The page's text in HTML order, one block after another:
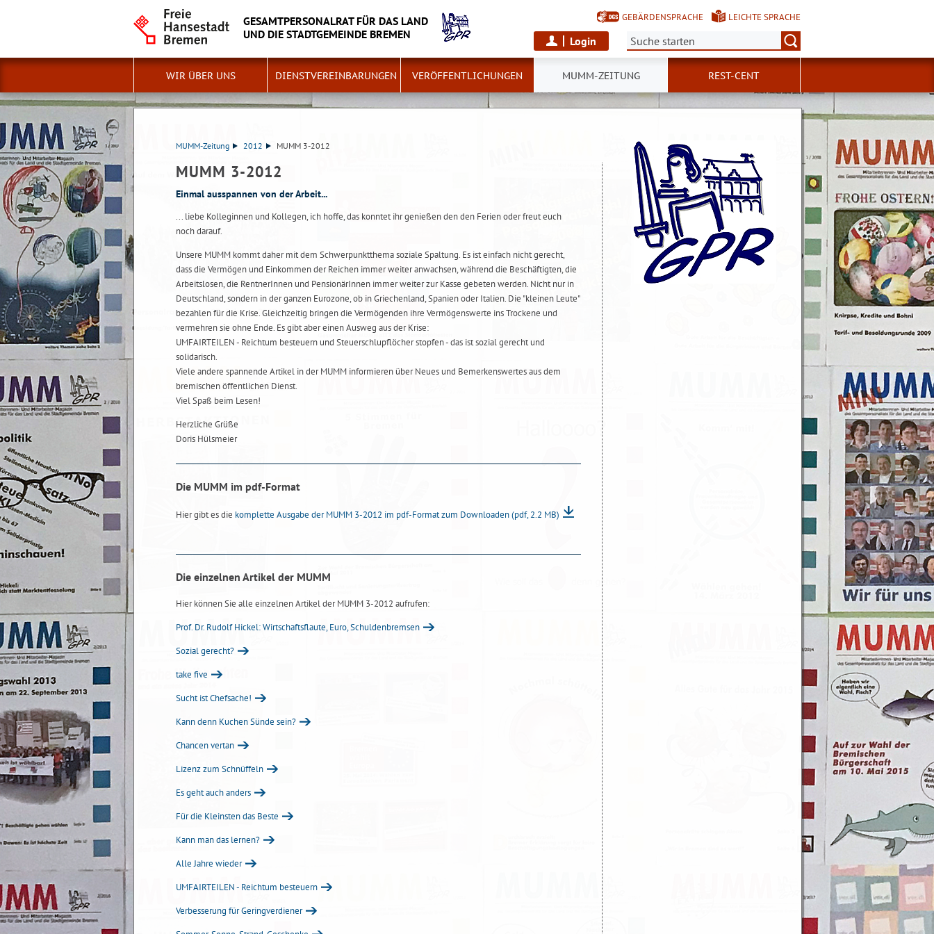
GESAMTPERSONALRAT FÜR DAS LAND
UND DIE STADTGEMEINDE BREMEN
GEBÄRDENSPRACHE LEICHTE SPRACHE
Login Suche:
WIR ÜBER UNS DIENSTVEREINBARUNGEN VERÖFFENTLICHUNGEN MUMM-ZEITUNG REST-CENT
MUMM-Zeitung 2012 MUMM 3-2012
MUMM 3-2012
Einmal ausspannen von der Arbeit...
... liebe Kolleginnen und Kollegen, ich hoffe, das konntet ihr genießen den den Ferien oder freut euch
noch darauf.
Unsere MUMM kommt daher mit dem Schwerpunktthema soziale Spaltung. Es ist einfach nicht gerecht,
dass die Vermögen und Einkommen der Reichen immer weiter anwachsen, während die Beschäftigten, die
Arbeitslosen, die RentnerInnen und PensionärInnen immer weiter zur Kasse gebeten werden. Nicht nur in
Deutschland, sondern in der ganzen Eurozone, ob in Griechenland, Spanien oder Italien. Die "kleinen Leute"
bezahlen für die Krise. Gleichzeitig bringen die Vermögenden ihre Vermögenswerte ins Trockene und
vermehren sie ohne Ende. Es gibt aber einen Ausweg aus der Krise:
UMFAIRTEILEN - Reichtum besteuern und Steuerschlupflöcher stopfen - das ist sozial gerecht und
solidarisch.
Viele andere spannende Artikel in der MUMM informieren über Neues und Bemerkenswertes aus dem
bremischen öffentlichen Dienst.
Viel Spaß beim Lesen!
Herzliche Grüße
Doris Hülsmeier
Die MUMM im pdf-Format
Hier gibt es die komplette Ausgabe der MUMM 3-2012 im pdf-Format zum Downloaden(pdf, 2.2 MB)
Die einzelnen Artikel der MUMM
Hier können Sie alle einzelnen Artikel der MUMM 3-2012 aufrufen:
Prof. Dr. Rudolf Hickel: Wirtschaftsflaute, Euro, Schuldenbremsen
Sozial gerecht?
take five
Sucht ist Chefsache!
Kann denn Kuchen Sünde sein?
Chancen vertan
Lizenz zum Schnüffeln
Es geht auch anders
Für die Kleinsten das Beste
Kann man das lernen?
Alle Jahre wieder
UMFAIRTEILEN - Reichtum besteuern
Verbesserung für Geringverdiener